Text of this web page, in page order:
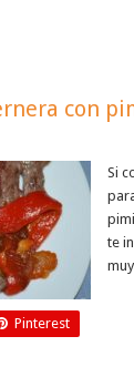
con
Si
te
Pinterest